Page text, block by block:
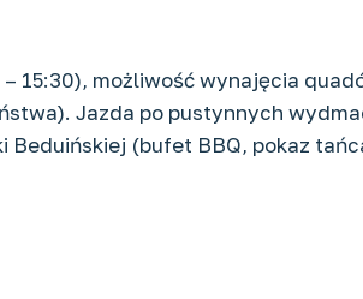
15:30), możliwość wynajęcia
Jazda po pustynnych
(bufet BBQ, pokaz